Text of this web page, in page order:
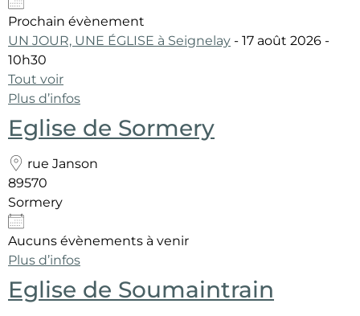
Prochain évènement
UN JOUR, UNE ÉGLISE à Seignelay - 17 août 2026 -
10h30
Tout voir
Plus d’infos
Eglise de Sormery
rue Janson
89570
Sormery
Aucuns évènements à venir
Plus d’infos
Eglise de Soumaintrain